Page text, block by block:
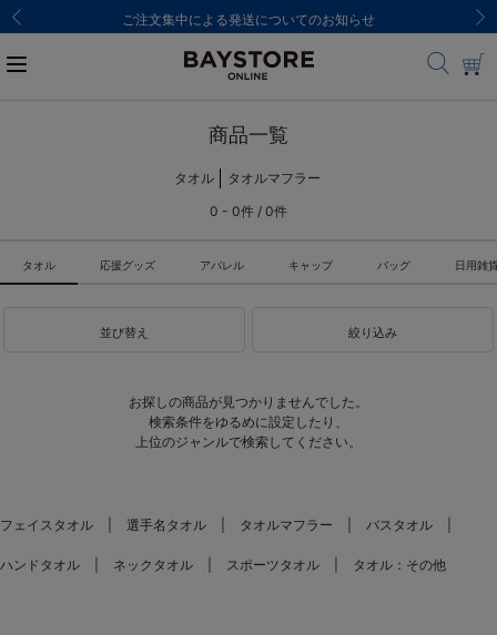
ご注文集中による発送についてのお知らせ
商品一覧
タオル
タオルマフラー
0 - 0件 / 0件
タオル 応援グッズ アパレル キャップ バッグ 日用雑
並び替え 絞り込み
お探しの商品が見つかりませんでした。
検索条件をゆるめに設定したり、
上位のジャンルで検索してください。
フェイスタオル 選手名タオル タオルマフラー バスタオル
ハンドタオル ネックタオル スポーツタオル タオル：その他